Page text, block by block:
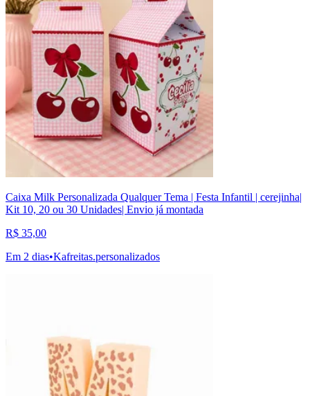
Caixa Milk Personalizada Qualquer Tema | Festa Infantil | cerejinha|
Kit 10, 20 ou 30 Unidades| Envio já montada
R$ 35,00
Em 2 dias•Kafreitas.personalizados